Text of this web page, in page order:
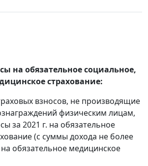
на обязательное социальное,
страхование:
взносов, не производящие
физическим лицам,
за 2021 г. на обязательное
(с суммы дохода не более
обязательное медицинское